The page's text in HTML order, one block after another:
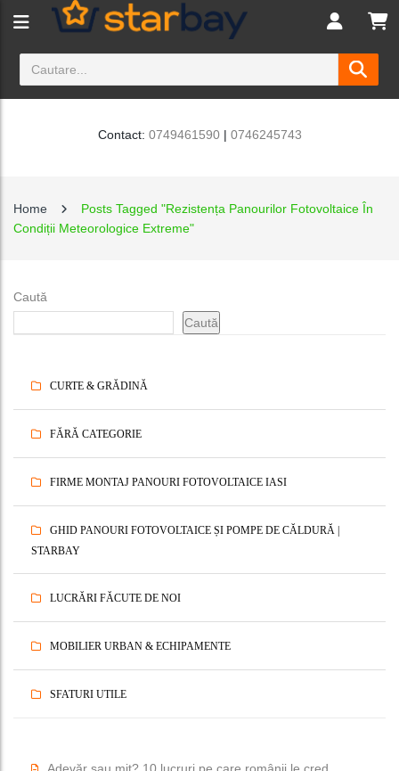
Contact: 0749461590| 0746245743
Home
Posts Tagged "Rezistența Panourilor Fotovoltaice În
Condiții Meteorologice Extreme"
Caută
Caută
CURTE & GRĂDINĂ
FĂRĂ CATEGORIE
FIRME MONTAJ PANOURI FOTOVOLTAICE IASI
GHID PANOURI FOTOVOLTAICE ȘI POMPE DE CĂLDURĂ |
STARBAY
LUCRĂRI FĂCUTE DE NOI
MOBILIER URBAN & ECHIPAMENTE
SFATURI UTILE